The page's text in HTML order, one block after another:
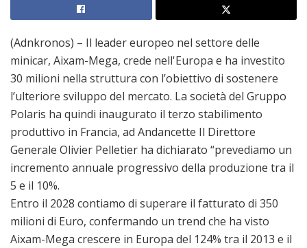
(Adnkronos) – Il leader europeo nel settore delle
minicar, Aixam-Mega, crede nell'Europa e ha investito
30 milioni nella struttura con l’obiettivo di sostenere
l’ulteriore sviluppo del mercato. La società del Gruppo
Polaris ha quindi inaugurato il terzo stabilimento
produttivo in Francia, ad Andancette Il Direttore
Generale Olivier Pelletier ha dichiarato “prevediamo un
incremento annuale progressivo della produzione tra il
5 e il 10%.
Entro il 2028 contiamo di superare il fatturato di 350
milioni di Euro, confermando un trend che ha visto
Aixam-Mega crescere in Europa del 124% tra il 2013 e il